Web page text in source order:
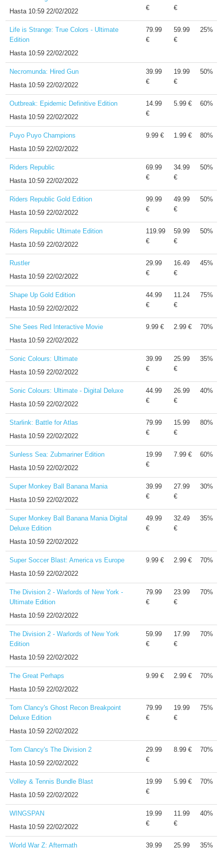
Hasta 10:59 22/02/2022
€
€
Life is Strange: True Colors - Ultimate
Edition
Hasta 10:59 22/02/2022
79.99
€
59.99
€
25%
Necromunda: Hired Gun
Hasta 10:59 22/02/2022
39.99
€
19.99
€
50%
Outbreak: Epidemic Definitive Edition
Hasta 10:59 22/02/2022
14.99
€
5.99 € 60%
Puyo Puyo Champions
Hasta 10:59 22/02/2022
9.99 € 1.99 € 80%
Riders Republic
Hasta 10:59 22/02/2022
69.99
€
34.99
€
50%
Riders Republic Gold Edition
Hasta 10:59 22/02/2022
99.99
€
49.99
€
50%
Riders Republic Ultimate Edition
Hasta 10:59 22/02/2022
119.99
€
59.99
€
50%
Rustler
Hasta 10:59 22/02/2022
29.99
€
16.49
€
45%
Shape Up Gold Edition
Hasta 10:59 22/02/2022
44.99
€
11.24
€
75%
She Sees Red Interactive Movie
Hasta 10:59 22/02/2022
9.99 € 2.99 € 70%
Sonic Colours: Ultimate
Hasta 10:59 22/02/2022
39.99
€
25.99
€
35%
Sonic Colours: Ultimate - Digital Deluxe
Hasta 10:59 22/02/2022
44.99
€
26.99
€
40%
Starlink: Battle for Atlas
Hasta 10:59 22/02/2022
79.99
€
15.99
€
80%
Sunless Sea: Zubmariner Edition
Hasta 10:59 22/02/2022
19.99
€
7.99 € 60%
Super Monkey Ball Banana Mania
Hasta 10:59 22/02/2022
39.99
€
27.99
€
30%
Super Monkey Ball Banana Mania Digital
Deluxe Edition
Hasta 10:59 22/02/2022
49.99
€
32.49
€
35%
Super Soccer Blast: America vs Europe
Hasta 10:59 22/02/2022
9.99 € 2.99 € 70%
The Division 2 - Warlords of New York -
Ultimate Edition
Hasta 10:59 22/02/2022
79.99
€
23.99
€
70%
The Division 2 - Warlords of New York
Edition
Hasta 10:59 22/02/2022
59.99
€
17.99
€
70%
The Great Perhaps
Hasta 10:59 22/02/2022
9.99 € 2.99 € 70%
Tom Clancy's Ghost Recon Breakpoint
Deluxe Edition
Hasta 10:59 22/02/2022
79.99
€
19.99
€
75%
Tom Clancy's The Division 2
Hasta 10:59 22/02/2022
29.99
€
8.99 € 70%
Volley & Tennis Bundle Blast
Hasta 10:59 22/02/2022
19.99
€
5.99 € 70%
WINGSPAN
Hasta 10:59 22/02/2022
19.99
€
11.99
€
40%
World War Z: Aftermath
39.99
25.99
35%